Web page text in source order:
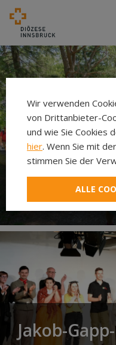
Neuer
Laudato si’
Jakob-
Wir verwenden
von Drittanbieter-
und wie Sie Cookies
hier. Wenn Sie mit
stimmen Sie der
ALLE